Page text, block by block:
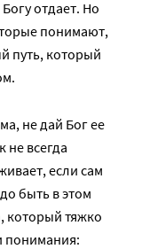
отдает. Но
понимают,
путь, который
не дай Бог ее
всегда
если сам
быть в этом
который тяжко
понимания: